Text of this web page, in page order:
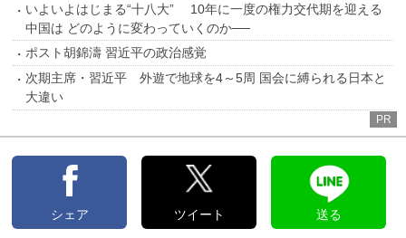
いよいよはじまる“十八大” 10年に一度の権力交代期を迎える
中国は どのように変わっていくのか──
ポスト胡錦濤 習近平の政治感覚
次期主席・習近平 外遊で地球を4～5周 国会に縛られる日本と
大違い
PR
シェア ツイート 送る